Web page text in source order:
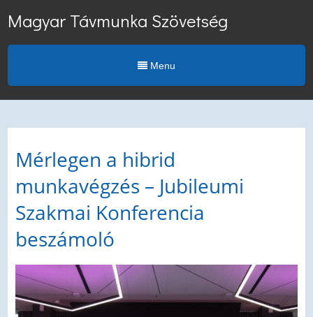
Magyar Távmunka Szövetség
Menu
Mérlegen a hibrid
munkavégzés – Jubileumi
Szakmai Konferencia
beszámoló